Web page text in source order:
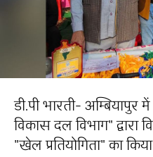
डी.पी भारती- अम्बियापुर
विकास दल विभाग" द्वारा
"खेल प्रतियोगिता" का